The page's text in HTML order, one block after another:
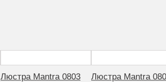
Люстра Mantra 0803
Люстра Mantra